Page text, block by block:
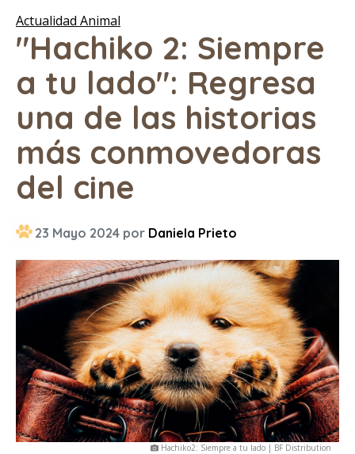
Actualidad Animal
"Hachiko 2: Siempre
a tu lado": Regresa
una de las historias
más conmovedoras
del cine
23 Mayo 2024 por Daniela Prieto
Hachiko2: Siempre a tu lado | BF Distribution